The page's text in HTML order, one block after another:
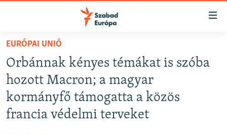
Akadálymentes
Ugrás
fő
oldalra
Ugrás
tartalomjegyzékre
NAPIRENDEN
PODCASTOK
VIDEÓK
EURÓPAI UNIÓ
Orbánnak kényes témákat is szóba
hozott Macron; a magyar
kormányfő támogatta a közös
francia védelmi terveket
FELIRATKOZÁS